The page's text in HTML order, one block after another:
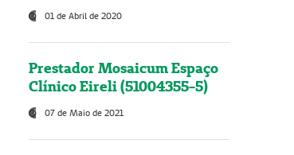
01 de Abril de 2020
Prestador Mosaicum Espaço
Clínico Eireli (51004355-5)
07 de Maio de 2021